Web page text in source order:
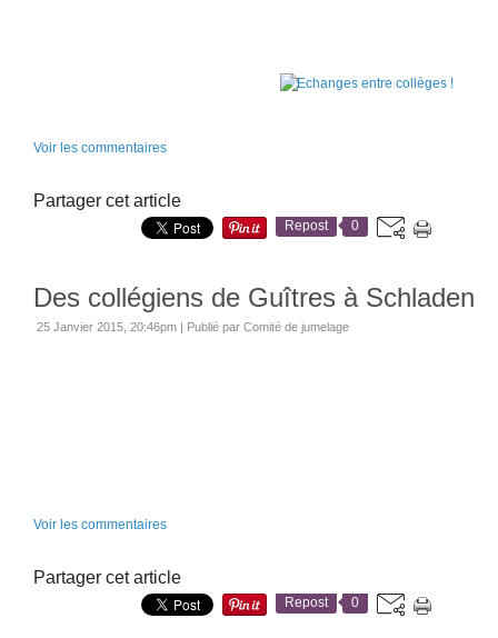
Voir les commentaires
Partager cet article
Repost 0
Des collégiens de Guîtres à Schladen
25 Janvier 2015, 20:46pm | Publié par Comité de jumelage
Voir les commentaires
Partager cet article
Repost 0